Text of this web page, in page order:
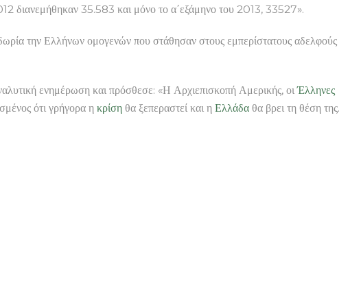
διανεμήθηκαν 35.583 και μόνο το α΄εξάμηνο του 2013, 33527».
την Ελλήνων ομογενών που στάθησαν στους εμπερίστατους αδελφούς
ενημέρωση και πρόσθεσε: «Η Αρχιεπισκοπή Αμερικής, οιΈλληνες
ότι γρήγορα η κρίση θα ξεπεραστεί και η Ελλάδα θα βρει τη θέση της.